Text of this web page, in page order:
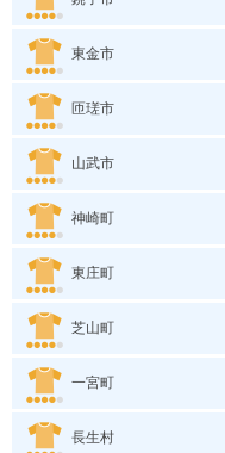
東金市
匝瑳市
山武市
神崎町
東庄町
芝山町
一宮町
長生村